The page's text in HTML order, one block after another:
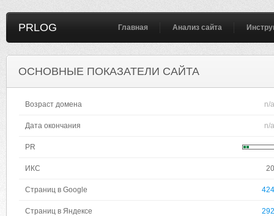
PRLOG Главная Анализ сайта
ОСНОВНЫЕ ПОКАЗАТЕЛИ САЙТА
Возраст домена n/a
Дата окончания n/a
PR
ИКС 20
Страниц в Google 424
Страниц в Яндексе 292